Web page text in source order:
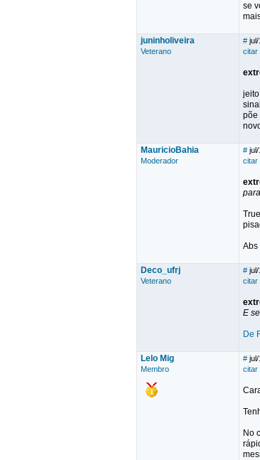
se
juninholiveira
Veterano
#
citar
põe
MauricioBahia
Moderador
#
citar
Abs
Deco_ufrj
Veterano
#
citar
E
De
Lelo Mig
Membro
#
citar
No